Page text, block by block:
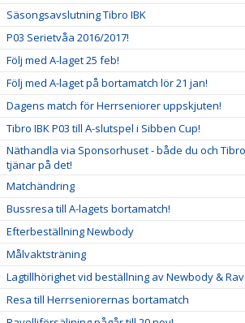
Säsongsavslutning Tibro IBK
P03 Serietvåa 2016/2017!
Följ med A-laget 25 feb!
Följ med A-laget på bortamatch lör 21 jan!
Dagens match för Herrseniorer uppskjuten!
Tibro IBK P03 till A-slutspel i Sibben Cup!
Näthandla via Sponsorhuset - både du och
tjänar på det!
Matchändring
Bussresa till A-lagets bortamatch!
Efterbeställning Newbody
Målvaktsträning
Lagtillhörighet vid beställning av Newbody &
Resa till Herrseniorernas bortamatch